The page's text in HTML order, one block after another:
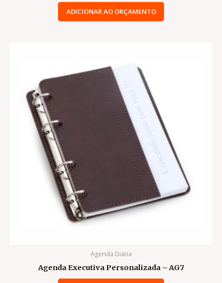
ADICIONAR AO ORÇAMENTO
Agenda Diária
Agenda Executiva Personalizada – AG7